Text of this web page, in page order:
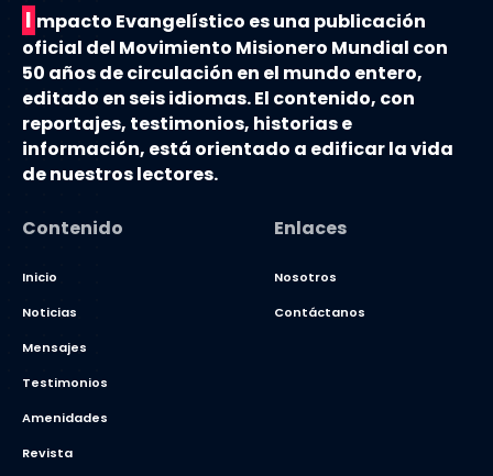
I mpacto Evangelístico es una publicación
oficial del Movimiento Misionero Mundial con
50 años de circulación en el mundo entero,
editado en seis idiomas. El contenido, con
reportajes, testimonios, historias e
información, está orientado a edificar la vida
de nuestros lectores.
Contenido
Inicio
Noticias
Mensajes
Testimonios
Amenidades
Revista
Enlaces
Nosotros
Contáctanos